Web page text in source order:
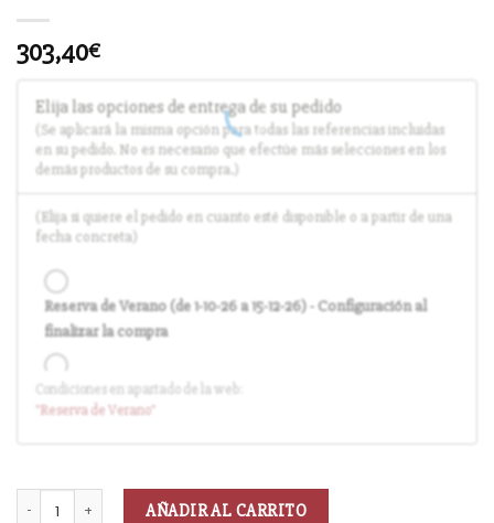
303,40€
Elija las opciones de entrega de su pedido
(Se aplicará la misma opción para todas las referencias incluidas
en su pedido. No es necesario que efectúe más selecciones en los
demás productos de su compra.)
(Elija si quiere el pedido en cuanto esté disponible o a partir de una
fecha concreta)
Reserva de Verano (de 1-10-26 a 15-12-26) - Configuración al
finalizar la compra
Entrega en cuanto el pedido esté disponible (sin descuento)
Condiciones en apartado de la web:
"Reservade Verano"
AÑADIR AL CARRITO